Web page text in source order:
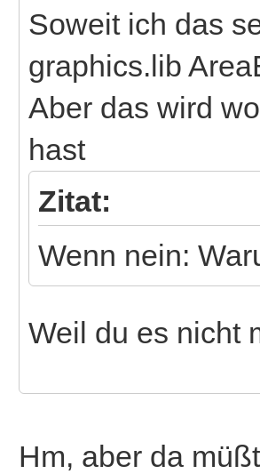
Soweit ich das
graphics.lib
Aber das wird
hast
Zitat:
Wenn nein:
Weil du es nicht
Hm, aber da